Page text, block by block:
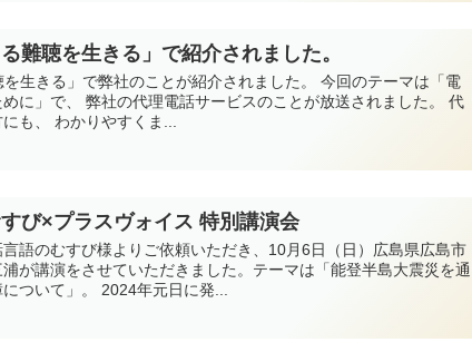
難聴を生きる」で紹介されました。
生きる」で弊社のことが紹介されました。 今回のテーマは「電
に」で、 弊社の代理電話サービスのことが放送されました。 代
も、 わかりやすくま...
すび×プラスヴォイス 特別講演会
語のむすび様よりご依頼いただき、10月6日（日）広島県広島市
が講演をさせていただきました。テーマは「能登半島大震災を通
ついて」。 2024年元日に発...